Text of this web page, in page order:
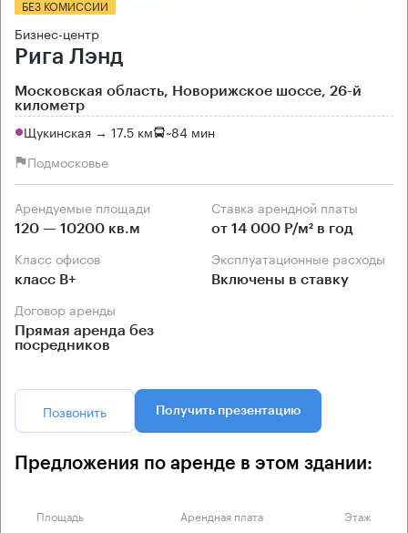
БЕЗ КОМИССИИ
Бизнес-центр
Рига Лэнд
Московская область, Новорижское шоссе, 26-й
километр
Щукинская → 17.5 км ~84 мин
Подмосковье
Арендуемые площади
120 — 10200 кв.м
Ставка арендной платы
от 14 000 Р/м² в год
Класс офисов
класс B+
Эксплуатационные расходы
Включены в ставку
Договор аренды
Прямая аренда без
посредников
Позвонить Получить презентацию
Предложения по аренде в этом здании:
Площадь Арендная плата Этаж